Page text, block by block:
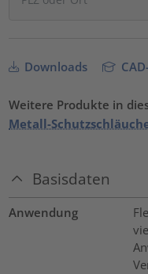
Downloads
Weitere Produkte in
Metall-
Basisdaten
Anwendung